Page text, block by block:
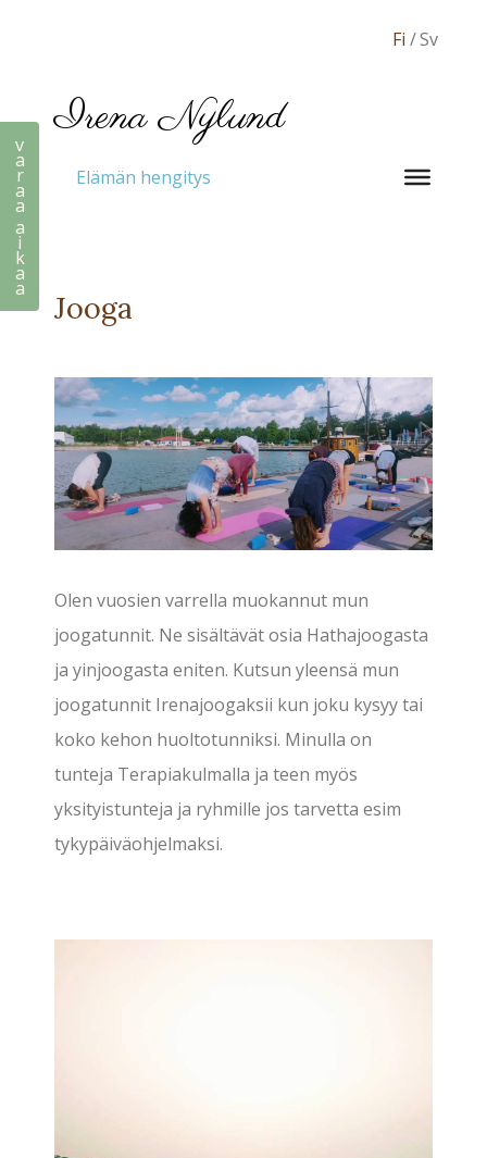
v
a
r
a
a
a
i
k
a
a
Irena Nylund
Sv
Fi
Elämän hengitys
Jooga
Olen vuosien varrella muokannut mun
joogatunnit. Ne sisältävät osia Hathajoogasta
ja yinjoogasta eniten. Kutsun yleensä mun
joogatunnit Irenajoogaksii kun joku kysyy tai
koko kehon huoltotunniksi. Minulla on
tunteja Terapiakulmalla ja teen myös
yksityistunteja ja ryhmille jos tarvetta esim
tykypäiväohjelmaksi.